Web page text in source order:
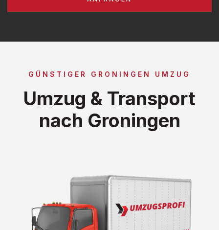
GÜNSTIGER GRONINGEN UMZUG
Umzug & Transport
nach Groningen